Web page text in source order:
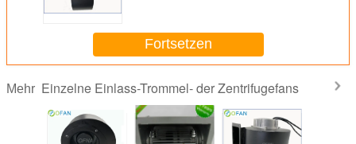
Fortsetzen
Mehr Einzelne Einlass-Trommel- der Zentrifugefans